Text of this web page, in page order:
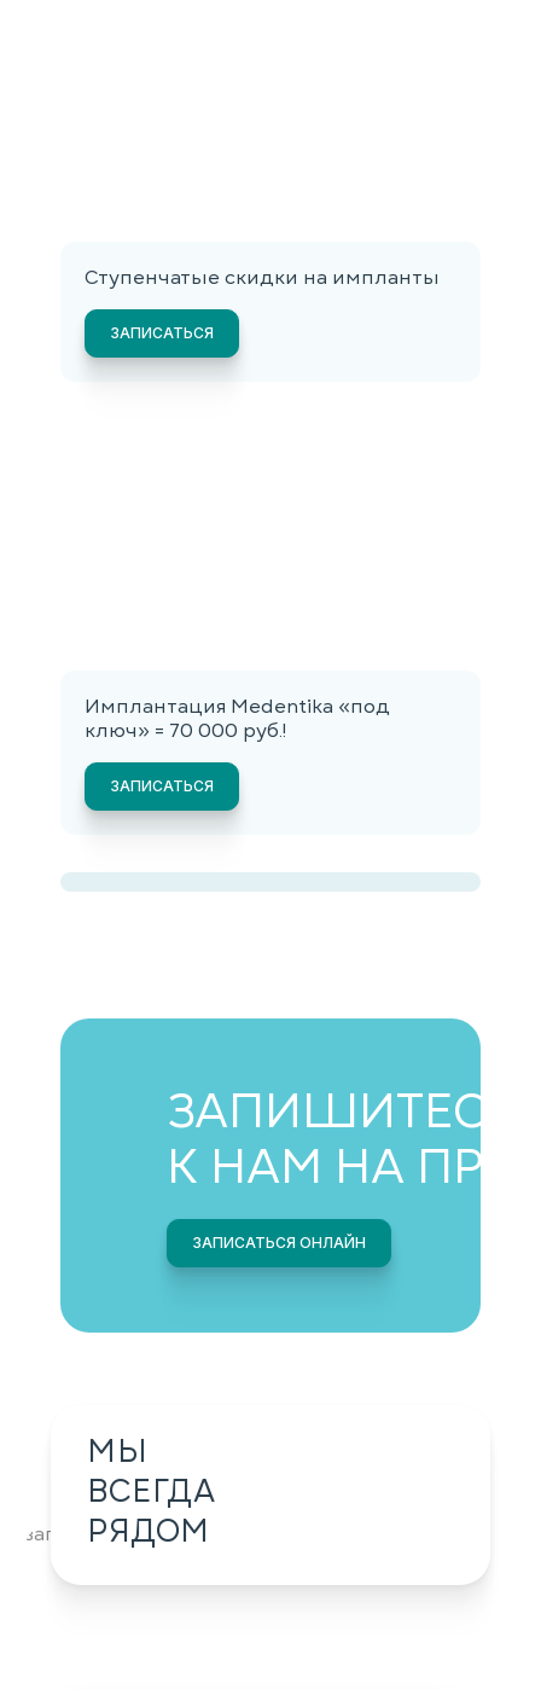
Ступенчатые скидки на импланты
ЗАПИСАТЬСЯ
Имплантация Medentika «под
ключ» = 70 000 руб.!
ЗАПИСАТЬСЯ
ЗАПИШИТЕСЬ
К НАМ НА
ЗАПИСАТЬСЯ ОНЛАЙН
МЫ
ВСЕГДА
РЯДОМ
загрузка карты...